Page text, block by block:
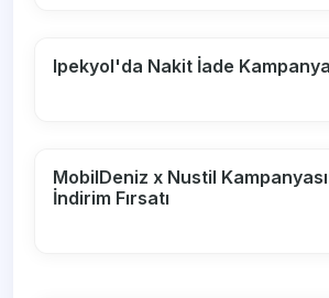
Ipekyol'da Nakit İade
MobilDeniz x Nustil
İndirim Fırsatı